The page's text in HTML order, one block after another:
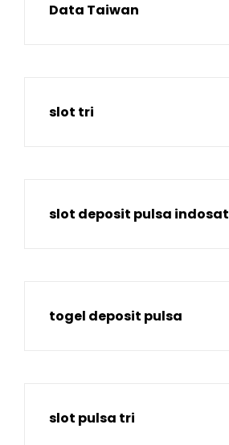
Data Taiwan
slot tri
slot deposit pulsa indosat
togel deposit pulsa
slot pulsa tri